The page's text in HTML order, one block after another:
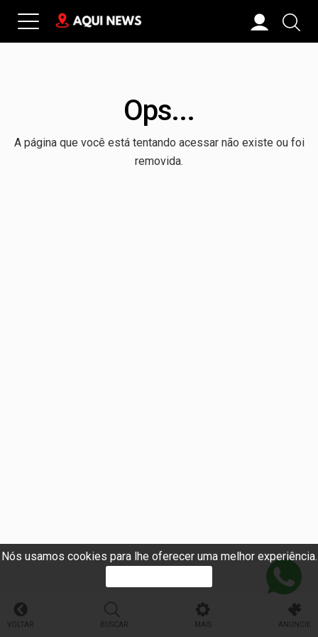
Nós usamos cookies para lhe oferecer uma melhor experiência.
Ops...
A página que você está tentando acessar não existe ou foi
removida.
VOLTAR BUSCAR MAIS ANUNCIE